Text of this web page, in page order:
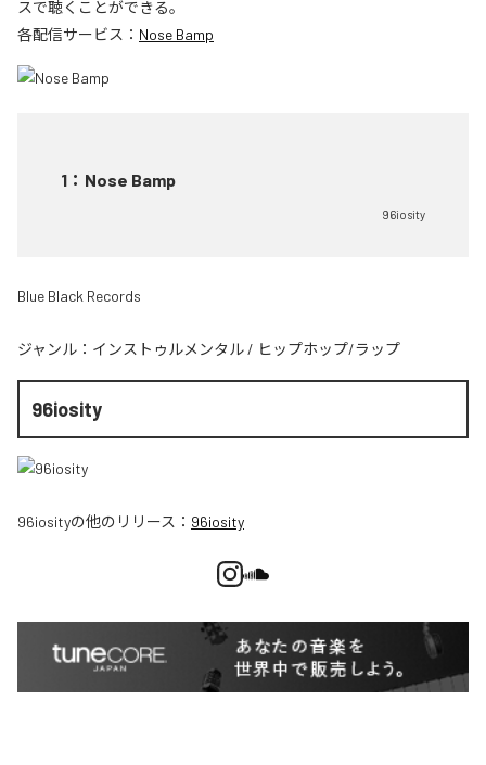
スで聴くことができる。
各配信サービス： Nose Bamp
1 ： Nose Bamp
96iosity
Blue Black Records
ジャンル： インストゥルメンタル / ヒップホップ/ラップ
96iosity
96iosityの他のリリース： 96iosity